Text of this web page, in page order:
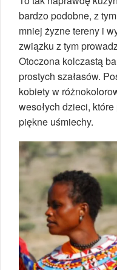
bardzo podobne, z
mniej żyzne tereny i
związku z tym
Otoczona kolczastą
prostych szałasów.
kobiety w
wesołych dzieci,
piękne uśmiechy.